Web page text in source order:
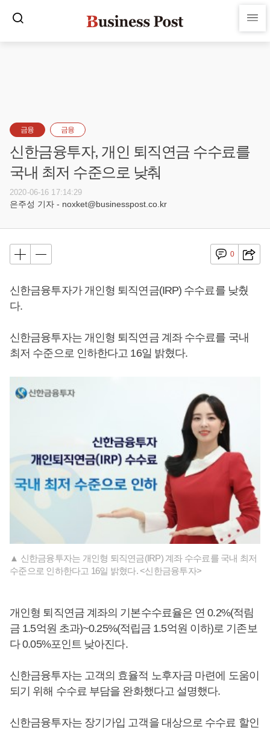
금융 금융
신한금융투자, 개인 퇴직연금 수수료를
국내 최저 수준으로 낮춰
2020-06-16 17:14:29
은주성 기자 - noxket@businesspost.co.kr
0
신한금융투자가 개인형 퇴직연금(IRP) 수수료를 낮췄
다.
신한금융투자는 개인형 퇴직연금 계좌 수수료를 국내
최저 수준으로 인하한다고 16일 밝혔다.
▲ 신한금융투자는 개인형 퇴직연금(IRP) 계좌 수수료를 국내 최저
수준으로 인하한다고 16일 밝혔다. <신한금융투자>
개인형 퇴직연금 계좌의 기본수수료율은 연 0.2%(적림
금 1.5억원 초과)~0.25%(적립금 1.5억원 이하)로 기존보
다 0.05%포인트 낮아진다.
신한금융투자는 고객의 효율적 노후자금 마련에 도움이
되기 위해 수수료 부담을 완화했다고 설명했다.
신한금융투자는 장기가입 고객을 대상으로 수수료 할인